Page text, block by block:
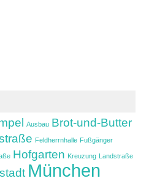
Ausbau Brot-und-Butter
Feldherrnhalle Fußgänger
Hofgarten Kreuzung Landstraße
München